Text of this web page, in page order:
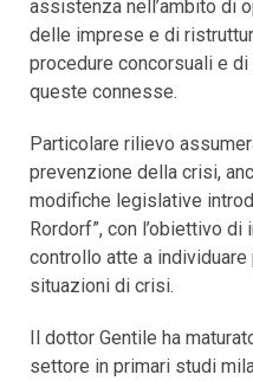
assistenza nell’ambito di
delle imprese e di
procedure concorsuali e
queste connesse.
Particolare rilievo
prevenzione della crisi,
modifiche legislative
Rordorf”, con l’obiettivo
controllo atte a
situazioni di crisi.
Il dottor Gentile ha
settore in primari studi